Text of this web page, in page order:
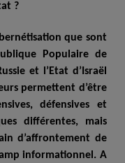
?
que sont
Populaire de
et l’Etat d’Israël
permettent d’être
défensives et
différentes, mais
d’affrontement de
informationnel. A